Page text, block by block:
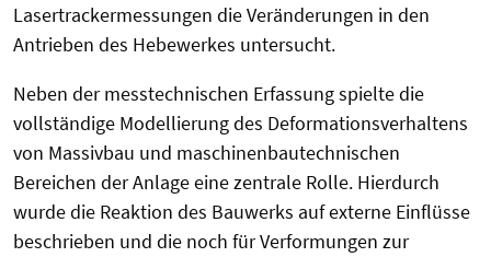
Lasertrackermessungen die Veränderungen in den
Antrieben des Hebewerkes untersucht.
Neben der messtechnischen Erfassung spielte die
vollständige Modellierung des Deformationsverhaltens
von Massivbau und maschinenbautechnischen
Bereichen der Anlage eine zentrale Rolle. Hierdurch
wurde die Reaktion des Bauwerks auf externe Einflüsse
beschrieben und die noch für Verformungen zur